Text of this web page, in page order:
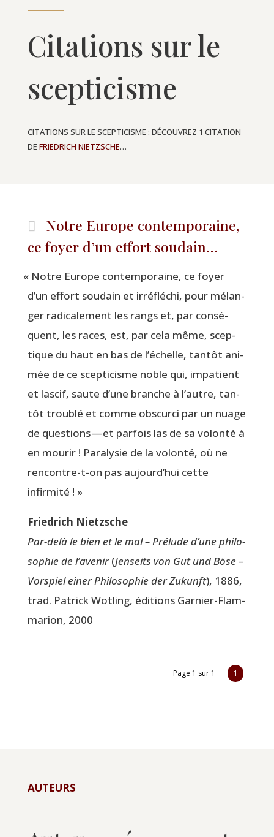
Citations sur le
scepticisme
CITATIONS SUR LE SCEPTICISME : DÉCOUVREZ 1 CITATION
DE FRIEDRICH NIETZSCHE…
Notre Europe contemporaine,
ce foyer d’un effort soudain…
« Notre Europe contem­po­raine, ce foyer
d’un effort sou­dain et irré­flé­chi, pour mélan­
ger radi­ca­le­ment les rangs et, par consé­
quent, les races, est, par cela même, scep­
tique du haut en bas de l’échelle, tan­tôt ani­
mée de ce scep­ti­cisme noble qui, impa­tient
et las­cif, saute d’une branche à l’autre, tan­
tôt trou­blé et comme obs­cur­ci par un nuage
de ques­tions — et par­fois las de sa volon­té à
en mou­rir ! Para­ly­sie de la volon­té, où ne
ren­contre-t-on pas aujourd’hui cette
infirmité ! »
Frie­drich Nietzsche
Par-delà le bien et le mal – Pré­lude d’une phi­lo­
so­phie de l’a­ve­nir(Jen­seits von Gut und Böse –
Vor­spiel einer Phi­lo­so­phie der Zukunft), 1886,
trad. Patrick Wot­ling, édi­tions Gar­nier-Flam­
ma­rion, 2000
Page 1 sur 1 1
AUTEURS